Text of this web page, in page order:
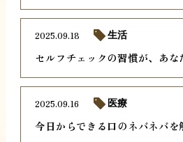
セルフチェックの習慣が、あな
2025.09.18 生活
今日からできる口のネバネバを
2025.09.16 医療